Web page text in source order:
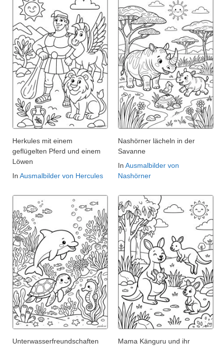
Herkules mit einem
geflügelten Pferd und einem
Löwen
In Ausmalbilder von Hercules
Nashörner lächeln in der
Savanne
In Ausmalbilder von
Nashörner
Unterwasserfreundschaften
Mama Känguru und ihr